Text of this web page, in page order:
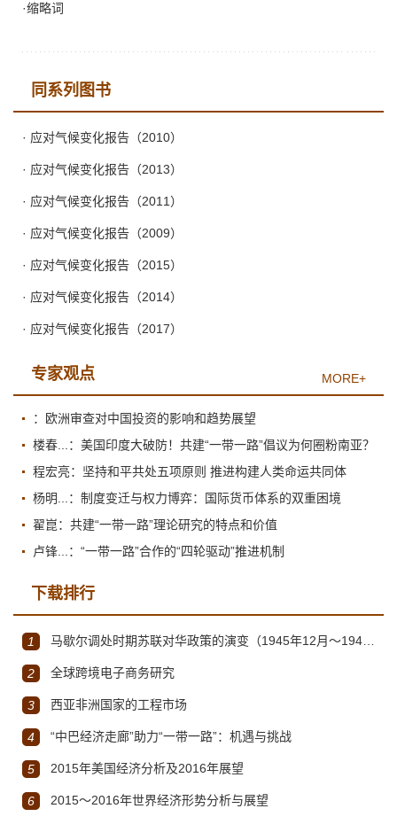
·缩略词
同系列图书
· 应对气候变化报告（2010）
· 应对气候变化报告（2013）
· 应对气候变化报告（2011）
· 应对气候变化报告（2009）
· 应对气候变化报告（2015）
· 应对气候变化报告（2014）
· 应对气候变化报告（2017）
专家观点 MORE+
：欧洲审查对中国投资的影响和趋势展望
楼春...：美国印度大破防！共建“一带一路”倡议为何圈粉南亚？
程宏亮：坚持和平共处五项原则 推进构建人类命运共同体
杨明...：制度变迁与权力博弈：国际货币体系的双重困境
翟崑：共建“一带一路”理论研究的特点和价值
卢锋...：“一带一路”合作的“四轮驱动”推进机制
下载排行
1 马歇尔调处时期苏联对华政策的演变（1945年12月～1947年1月）
2 全球跨境电子商务研究
3 西亚非洲国家的工程市场
4 “中巴经济走廊”助力“一带一路”：机遇与挑战
5 2015年美国经济分析及2016年展望
6 2015～2016年世界经济形势分析与展望